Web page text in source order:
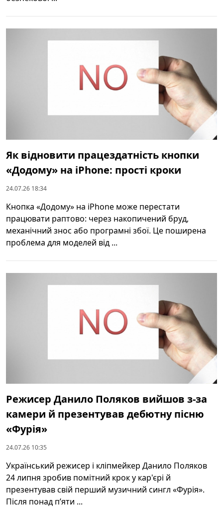
Як відновити працездатність кнопки
«Додому» на iPhone: прості кроки
24.07.26 18:34
Кнопка «Додому» на iPhone може перестати
працювати раптово: через накопичений бруд,
механічний знос або програмні збої. Це поширена
проблема для моделей від ...
Режисер Данило Поляков вийшов з-за
камери й презентував дебютну пісню
«Фурія»
24.07.26 10:35
Український режисер і кліпмейкер Данило Поляков
24 липня зробив помітний крок у кар'єрі й
презентував свій перший музичний сингл «Фурія».
Після понад п’яти ...